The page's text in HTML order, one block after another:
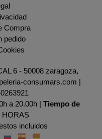
Compra
pedido
6 - 50008 zaragoza,
consumars.com |
a 20.00h | Tiempo de
HORAS
incluidos